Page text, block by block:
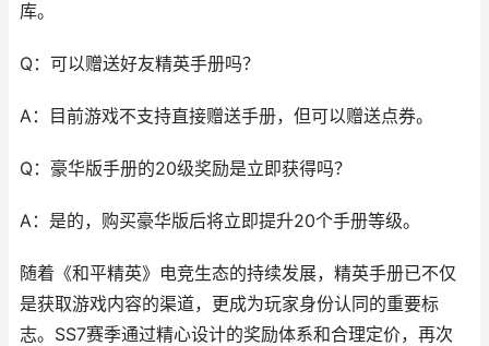
库。
Q：可以赠送好友精英手册吗？
A：目前游戏不支持直接赠送手册，但可以赠送点券。
Q：豪华版手册的20级奖励是立即获得吗？
A：是的，购买豪华版后将立即提升20个手册等级。
随着《和平精英》电竞生态的持续发展，精英手册已不仅
是获取游戏内容的渠道，更成为玩家身份认同的重要标
志。SS7赛季通过精心设计的奖励体系和合理定价，再次